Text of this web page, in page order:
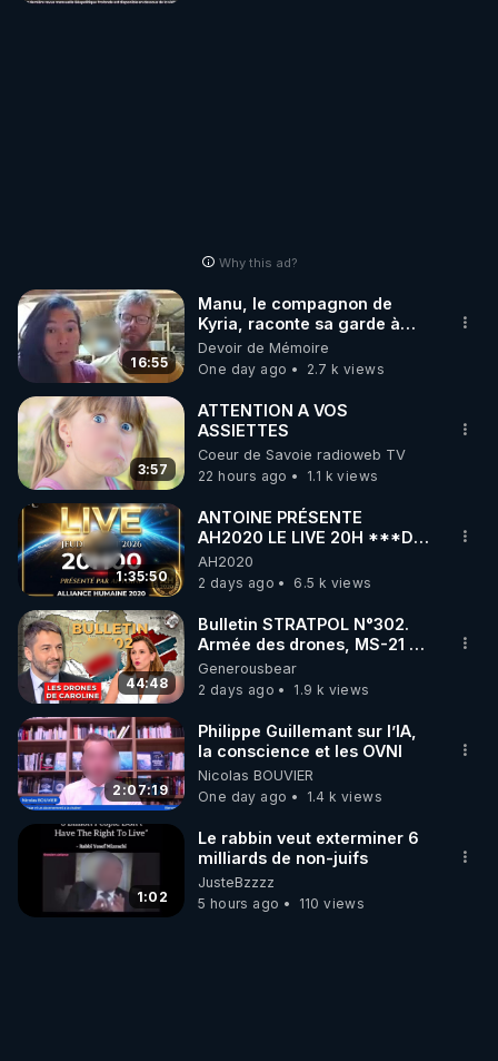
Why this ad?
16:55
Manu, le compagnon de
Kyria, raconte sa garde à
vue musclée. PARTAGEZ!
Devoir de Mémoire
One day ago
2.7 k views
3:57
ATTENTION A VOS
ASSIETTES
Coeur de Savoie radioweb TV
22 hours ago
1.1 k views
1:35:50
ANTOINE PRÉSENTE
AH2020 LE LIVE 20H ***DU
06/08/2026***
AH2020
2 days ago
6.5 k views
44:48
Bulletin STRATPOL N°302.
Armée des drones, MS-21 en
série, missiles coréens.
07.08.2026.
Generousbear
2 days ago
1.9 k views
2:07:19
Philippe Guillemant sur l’IA,
la conscience et les OVNI
Nicolas BOUVIER
One day ago
1.4 k views
1:02
Le rabbin veut exterminer 6
milliards de non-juifs
JusteBzzzz
5 hours ago
110 views